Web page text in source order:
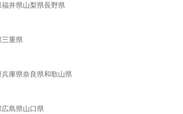
福井県山梨県長野県
三重県
兵庫県奈良県和歌山県
広島県山口県